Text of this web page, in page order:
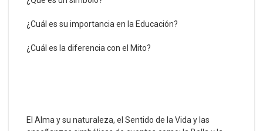
¿Cuál es su importancia en la Educación?
¿Cuál es la diferencia con el Mito?
El Alma y su naturaleza, el Sentido de la Vida y las